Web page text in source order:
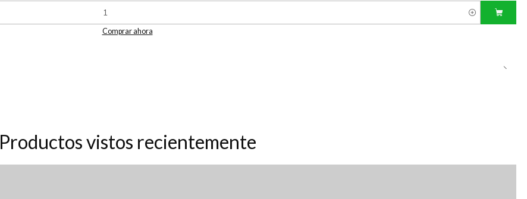
Comprar ahora
Productos vistos recientemente